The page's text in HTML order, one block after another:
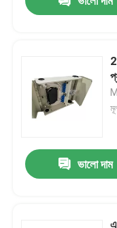
গুণমান নিয়ন্ত্রণ
খবর
একটি উদ্ধৃতি অনুরোধ করুন
ভালো দাম